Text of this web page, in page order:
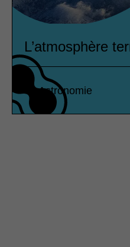
L’atmosphère
Astronomie